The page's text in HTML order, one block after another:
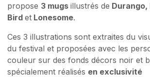
propose 3 mugs illustrés de Durango,
Bird et Lonesome.
Ces 3 illustrations sont extraites du
du festival et proposées avec les
couleur sur des fonds décors noir et
spécialement réalisés en exclusivité